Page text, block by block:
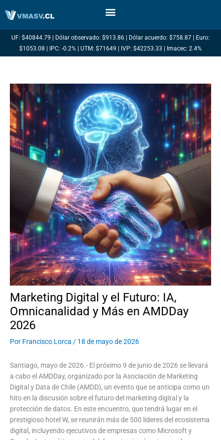
UF: $40844.79 | Dólar observado: $913.86 | Dólar acuerdo: $758.87 | Euro:
$1053.08 | IPC: -0.2% | UTM: $71649 | IVP: $42253.33 | Imacec: 2.4%
Marketing Digital y el Futuro: IA,
Omnicanalidad y Más en AMDDay
2026
Por Francisco Lorca / 18 de mayo de 2026
Santiago, mayo de 2026.- El próximo 9 de junio de 2026 se llevará
a cabo el AMDDay, organizado por la Asociación de Marketing
Digital y Data de Chile (AMDD), un evento que se anticipa como un
hito en la discusión sobre el futuro del marketing digital y la
protección de datos. En este encuentro, que tendrá lugar en el
prestigioso hotel W, se reunirán más de 500 líderes del ecosistema
digital, incluyendo ejecutivos de empresas como Microsoft y